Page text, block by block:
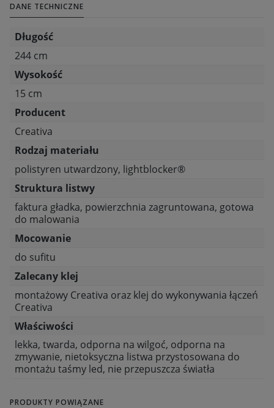
DANE TECHNICZNE
Długość
244 cm
Wysokość
15 cm
Producent
Creativa
Rodzaj materiału
polistyren utwardzony, lightblocker®
Struktura listwy
faktura gładka, powierzchnia zagruntowana, gotowa
do malowania
Mocowanie
do sufitu
Zalecany klej
montażowy Creativa oraz klej do wykonywania łączeń
Creativa
Właściwości
lekka, twarda, odporna na wilgoć, odporna na
zmywanie, nietoksyczna listwa przystosowana do
montażu taśmy led, nie przepuszcza światła
PRODUKTY POWIĄZANE